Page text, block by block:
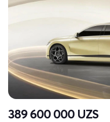
389 600 000 UZS